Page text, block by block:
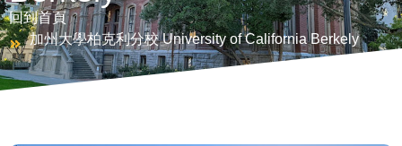
回到首頁
加州大學柏克利分校 University of California Berkely